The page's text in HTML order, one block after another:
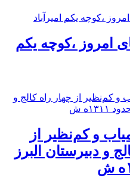
امروز ،کوچه یکم
و کم‌نظیر از
و دبيرستان البرز